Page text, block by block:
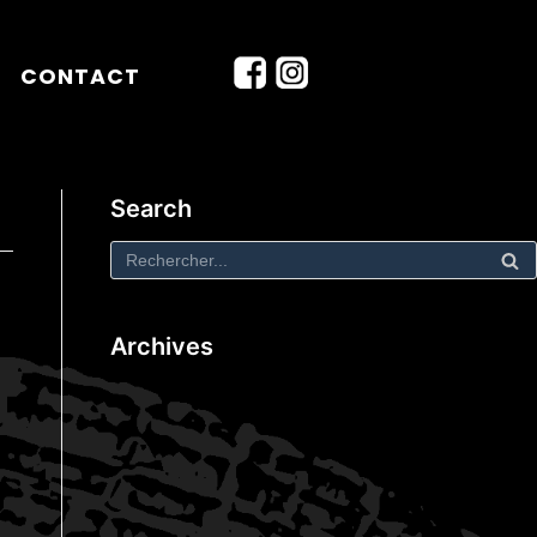
CONTACT
Search
Archives